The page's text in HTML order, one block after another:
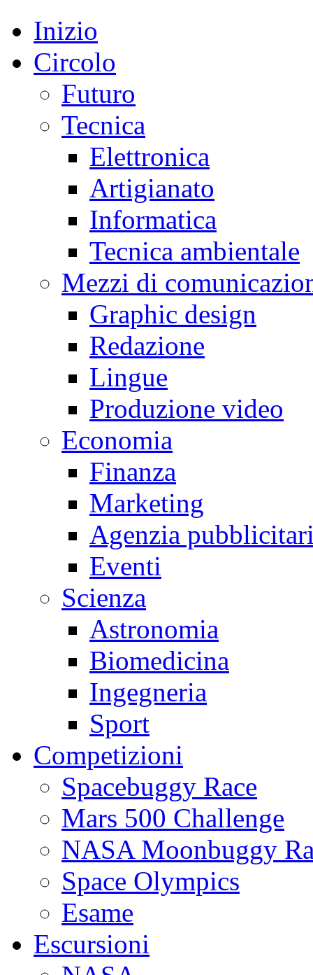
Inizio
Circolo
Futuro
Tecnica
Elettronica
Artigianato
Informatica
Tecnica ambientale
Mezzi di
Graphic design
Redazione
Lingue
Produzione video
Economia
Finanza
Marketing
Agenzia
Eventi
Scienza
Astronomia
Biomedicina
Ingegneria
Sport
Competizioni
Spacebuggy Race
Mars 500 Challenge
NASA Moonbuggy
Space Olympics
Esame
Escursioni